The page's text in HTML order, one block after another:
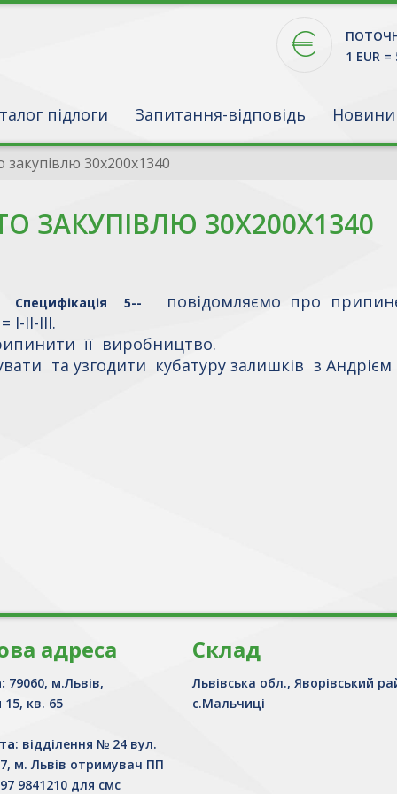
1 EUR =
підлоги Запитання-відповідь Новини
30х200х1340
ЗАКУПІВЛЮ 30Х200Х1340
Специфікація 5--
повідомляємо про
ІІІ.
її виробництво.
та узгодити кубатуру залишків з
адреса
79060, м.Львів,
кв. 65
: відділення № 24 вул.
м. Львів отримувач ПП
9841210 для смс
Склад
Львівська обл., Яворівський
с.Мальчиці